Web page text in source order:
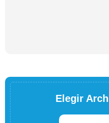
Elegir